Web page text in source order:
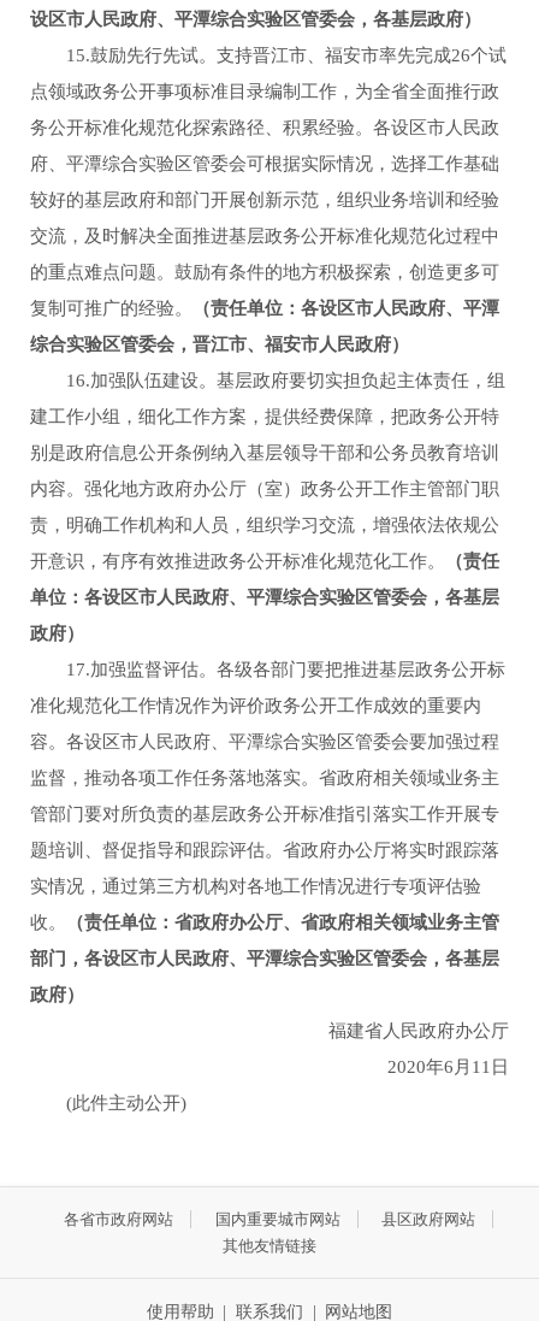
设区市人民政府、平潭综合实验区管委会，各基层政府）
15.鼓励先行先试。支持晋江市、福安市率先完成26个试
点领域政务公开事项标准目录编制工作，为全省全面推行政
务公开标准化规范化探索路径、积累经验。各设区市人民政
府、平潭综合实验区管委会可根据实际情况，选择工作基础
较好的基层政府和部门开展创新示范，组织业务培训和经验
交流，及时解决全面推进基层政务公开标准化规范化过程中
的重点难点问题。鼓励有条件的地方积极探索，创造更多可
复制可推广的经验。
（责任单位：各设区市人民政府、平潭
综合实验区管委会，晋江市、福安市人民政府）
16.加强队伍建设。基层政府要切实担负起主体责任，组
建工作小组，细化工作方案，提供经费保障，把政务公开特
别是政府信息公开条例纳入基层领导干部和公务员教育培训
内容。强化地方政府办公厅（室）政务公开工作主管部门职
责，明确工作机构和人员，组织学习交流，增强依法依规公
开意识，有序有效推进政务公开标准化规范化工作。
（责任
单位：各设区市人民政府、平潭综合实验区管委会，各基层
政府）
17.加强监督评估。各级各部门要把推进基层政务公开标
准化规范化工作情况作为评价政务公开工作成效的重要内
容。各设区市人民政府、平潭综合实验区管委会要加强过程
监督，推动各项工作任务落地落实。省政府相关领域业务主
管部门要对所负责的基层政务公开标准指引落实工作开展专
题培训、督促指导和跟踪评估。省政府办公厅将实时跟踪落
实情况，通过第三方机构对各地工作情况进行专项评估验
收。
（责任单位：省政府办公厅、省政府相关领域业务主管
部门，各设区市人民政府、平潭综合实验区管委会，各基层
政府）
福建省人民政府办公厅
2020年6月11日
(此件主动公开)
各省市政府网站 国内重要城市网站
县区政府网站
其他友情链接
使用帮助 联系我们 网站地图